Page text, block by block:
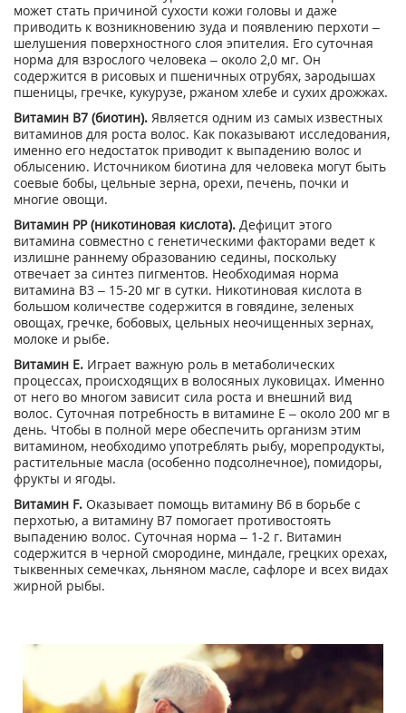
может стать причиной сухости кожи головы и даже
приводить к возникновению зуда и появлению перхоти –
шелушения поверхностного слоя эпителия. Его суточная
норма для взрослого человека – около 2,0 мг. Он
содержится в рисовых и пшеничных отрубях, зародышах
пшеницы, гречке, кукурузе, ржаном хлебе и сухих дрожжах.
Витамин В7 (биотин). Является одним из самых известных
витаминов для роста волос. Как показывают исследования,
именно его недостаток приводит к выпадению волос и
облысению. Источником биотина для человека могут быть
соевые бобы, цельные зерна, орехи, печень, почки и
многие овощи.
Витамин РР (никотиновая кислота). Дефицит этого
витамина совместно с генетическими факторами ведет к
излишне раннему образованию седины, поскольку
отвечает за синтез пигментов. Необходимая норма
витамина В3 – 15-20 мг в сутки. Никотиновая кислота в
большом количестве содержится в говядине, зеленых
овощах, гречке, бобовых, цельных неочищенных зернах,
молоке и рыбе.
Витамин Е. Играет важную роль в метаболических
процессах, происходящих в волосяных луковицах. Именно
от него во многом зависит сила роста и внешний вид
волос. Суточная потребность в витамине Е – около 200 мг в
день. Чтобы в полной мере обеспечить организм этим
витамином, необходимо употреблять рыбу, морепродукты,
растительные масла (особенно подсолнечное), помидоры,
фрукты и ягоды.
Витамин F. Оказывает помощь витамину В6 в борьбе с
перхотью, а витамину В7 помогает противостоять
выпадению волос. Суточная норма – 1-2 г. Витамин
содержится в черной смородине, миндале, грецких орехах,
тыквенных семечках, льняном масле, сафлоре и всех видах
жирной рыбы.